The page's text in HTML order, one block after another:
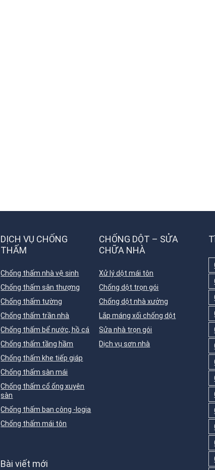
DỊCH VỤ CHỐNG
THẤM
Chống thấm nhà vệ sinh
Chống thấm sân thượng
Chống thấm tường
Chống thấm trần nhà
Chống thấm bể nước, hồ cá
Chống thấm tầng hầm
Chống thấm khe tiếp giáp
Chống thấm sàn mái
Chống thấm cổ ống xuyên
sàn
Chống thấm ban công -logia
Chống thấm mái tôn
CHỐNG DỘT – SỬA
CHỮA NHÀ
Xử lý dột mái tôn
Chống dột trọn gói
Chống dột nhà xưởng
Lắp máng xối chống dột
Sửa nhà trọn gói
Dịch vụ sơn nhà
Bài viết mới